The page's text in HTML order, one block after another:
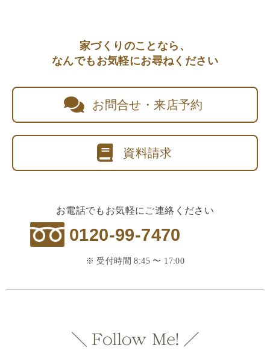
家づくりのことなら、
なんでもお気軽にお尋ねください
お問合せ・来店予約
資料請求
お電話でもお気軽にご連絡ください
0120-99-7470
※ 受付時間 8:45 〜 17:00